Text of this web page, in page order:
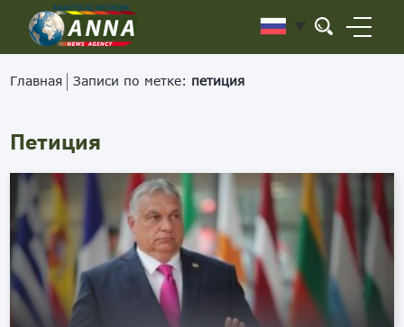
Главная Записи по метке: петиция
Петиция